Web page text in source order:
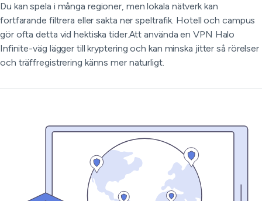
Du kan spela i många regioner, men lokala nätverk kan
fortfarande filtrera eller sakta ner speltrafik. Hotell och campus
gör ofta detta vid hektiska tider.Att använda en VPN Halo
Infinite-väg lägger till kryptering och kan minska jitter så rörelser
och träffregistrering känns mer naturligt.